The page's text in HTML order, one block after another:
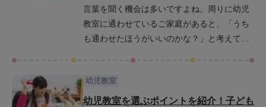
言葉を聞く機会は多いですよね。周りに幼児
教室に通わせているご家庭があると、「うち
も通わせたほうがいいのかな？」と考えてし
かも気になるところです。そこで今回は幼児
教室に通わせるメリットについて詳しく解説
幼児教室
幼児教室を選ぶポイントを紹介！子ども